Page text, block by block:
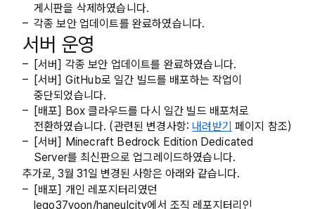
게시판을 삭제하였습니다.
각종 보안 업데이트를 완료하였습니다.
서버 운영
[서버] 각종 보안 업데이트를 완료하였습니다.
[서버] GitHub로 일간 빌드를 배포하는 작업이
중단되었습니다.
[배포] Box 클라우드를 다시 일간 빌드 배포처로
전환하였습니다. (관련된 변경사항: 내려받기 페이지 참조)
[서버] Minecraft Bedrock Edition Dedicated
Server를 최신판으로 업그레이드하였습니다.
추가로, 3월 31일 변경된 사항은 아래와 같습니다.
[배포] 개인 레포지터리였던
lego37yoon/haneulcity에서 조직 레포지터리인